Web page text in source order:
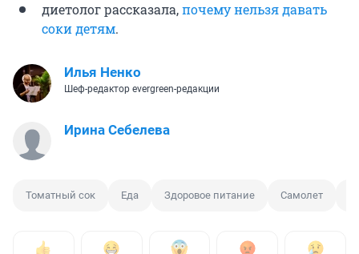
диетолог рассказала,почему нельзя давать
соки детям.
Илья Ненко
Шеф-редактор evergreen-редакции
Ирина Себелева
Томатный сок Еда Здоровое питание Самолет